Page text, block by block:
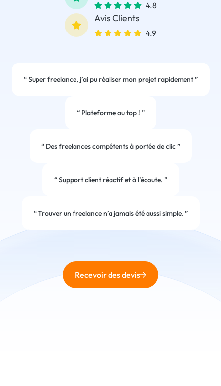
4.8
Avis Clients
4.9
“Super freelance, j’ai pu réaliser mon projet rapidement”
“Plateforme au top ! ”
“Des freelances compétents à portée de clic”
“Support client réactif et à l’écoute. ”
“Trouver un freelance n’a jamais été aussi simple. ”
Recevoir des devis